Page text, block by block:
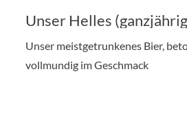
Unser Helles
Unser meistgetrunkenes Bier,
vollmundig im Geschmack